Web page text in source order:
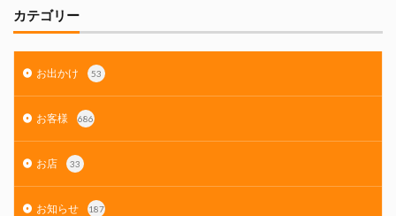
カテゴリー
お出かけ 53
お客様 686
お店 33
お知らせ 187